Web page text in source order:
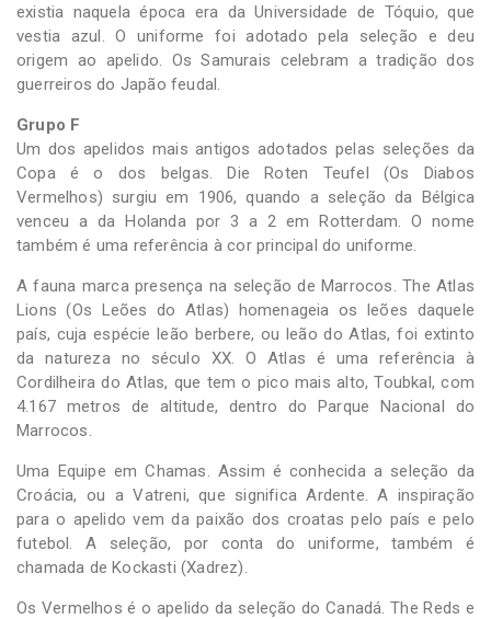
existia naquela época era da Universidade de Tóquio, que
vestia azul. O uniforme foi adotado pela seleção e deu
origem ao apelido. Os Samurais celebram a tradição dos
guerreiros do Japão feudal.
Grupo F
Um dos apelidos mais antigos adotados pelas seleções da
Copa é o dos belgas. Die Roten Teufel (Os Diabos
Vermelhos) surgiu em 1906, quando a seleção da Bélgica
venceu a da Holanda por 3 a 2 em Rotterdam. O nome
também é uma referência à cor principal do uniforme.
A fauna marca presença na seleção de Marrocos. The Atlas
Lions (Os Leões do Atlas) homenageia os leões daquele
país, cuja espécie leão berbere, ou leão do Atlas, foi extinto
da natureza no século XX. O Atlas é uma referência à
Cordilheira do Atlas, que tem o pico mais alto, Toubkal, com
4.167 metros de altitude, dentro do Parque Nacional do
Marrocos.
Uma Equipe em Chamas. Assim é conhecida a seleção da
Croácia, ou a Vatreni, que significa Ardente. A inspiração
para o apelido vem da paixão dos croatas pelo país e pelo
futebol. A seleção, por conta do uniforme, também é
chamada de Kockasti (Xadrez).
Os Vermelhos é o apelido da seleção do Canadá. The Reds e